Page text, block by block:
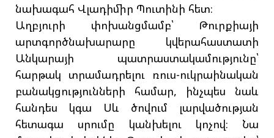
նախագահ Վլադիմիր Պուտինի հետ։
Աղբյուրի փոխանցմամբ՝ Թուրքիայի
արտգործնախարարը կվերահաստատի
Անկարայի պատրաստակամությունը՝
հարթակ տրամադրելու ռուս-ուկրաինական
բանակցությունների համար, ինչպես նաև
հանդես կգա Սև ծովում լարվածության
հետագա սրումը կանխելու կոչով։ Նա